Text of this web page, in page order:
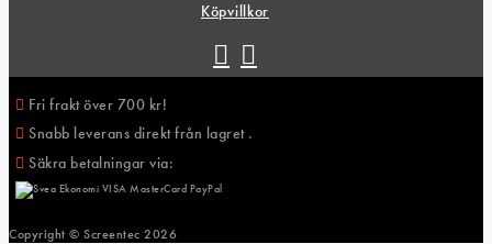
Köpvillkor
Fri frakt över 700 kr!
Snabb leverans direkt från lagret .
Säkra betalningar via:
Copyright © Screentec 2026